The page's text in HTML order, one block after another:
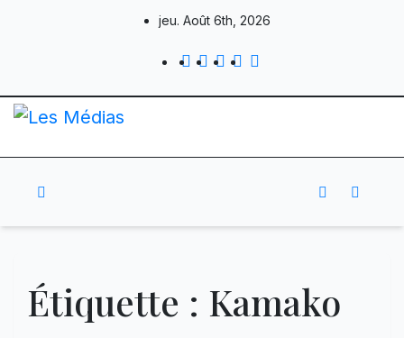
jeu. Août 6th, 2026
Étiquette : Kamako